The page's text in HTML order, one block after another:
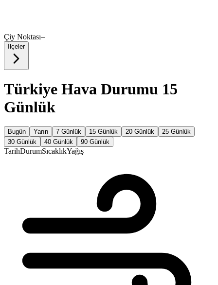
Çiy Noktası–
İlçeler
Türkiye Hava Durumu 15
Günlük
Bugün Yarın 7 Günlük 15 Günlük 20 Günlük
25 Günlük
30 Günlük
40 Günlük 90 Günlük
TarihDurumSıcaklıkYağış